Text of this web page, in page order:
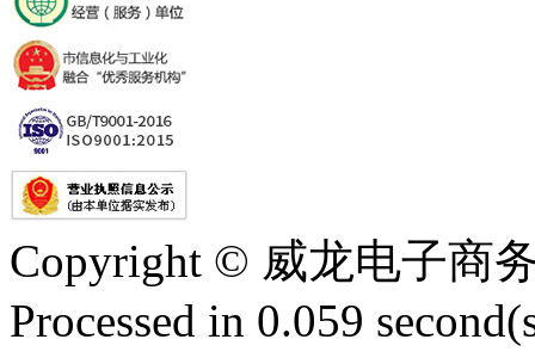
Copyright © 威龙电子商
Processed in 0.059